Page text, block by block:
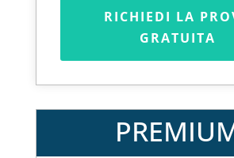
RICHIEDI LA
GRATUITA